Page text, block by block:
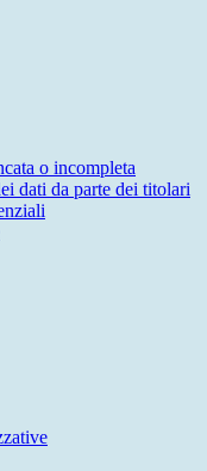
o incompleta
dati da parte dei titolari